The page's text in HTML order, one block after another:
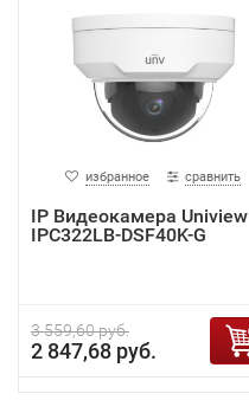
избранное сравнить
IP Видеокамера Uniview
IPC322LB-DSF40K-G
3 559,60 руб.
2 847,68 руб.